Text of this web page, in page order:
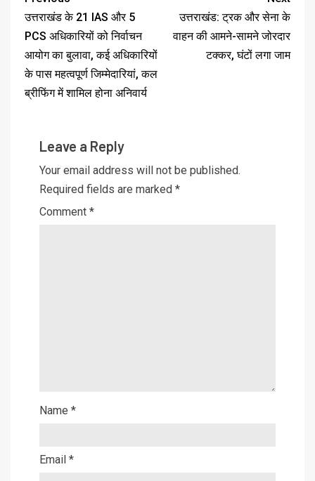
उत्तराखंड के 21 IAS और 5
PCS अधिकारियों को निर्वाचन
आयोग का बुलावा, कई अधिकारियों
के पास महत्वपूर्ण जिम्मेदारियां, कल
ब्रीफिंग में शामिल होना अनिवार्य
उत्तराखंड: ट्रक और सेना के
वाहन की आमने-सामने जोरदार
टक्कर, घंटों लगा जाम
Leave a Reply
Your email address will not be published.
Required fields are marked *
Comment *
Name *
Email *